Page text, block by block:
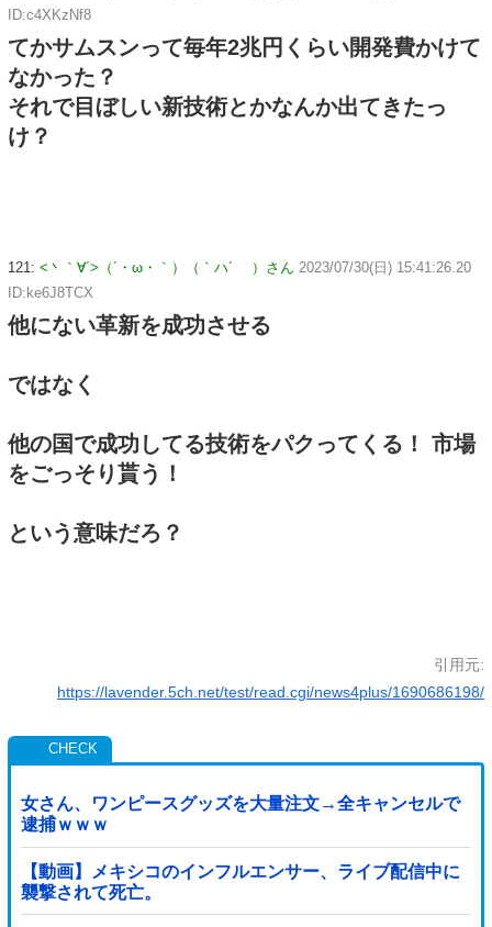
ID:c4XKzNf8
てかサムスンって毎年2兆円くらい開発費かけて
なかった？
それで目ぼしい新技術とかなんか出てきたっ
け？
121: <丶｀∀´>（´・ω・｀）（｀ハ´ ）さん 2023/07/30(日) 15:41:26.20
ID:ke6J8TCX
他にない革新を成功させる
ではなく
他の国で成功してる技術をパクってくる！ 市場
をごっそり貰う！
という意味だろ？
引用元:
https://lavender.5ch.net/test/read.cgi/news4plus/1690686198/
女さん、ワンピースグッズを大量注文→全キャンセルで
逮捕ｗｗｗ
【動画】メキシコのインフルエンサー、ライブ配信中に
襲撃されて死亡。